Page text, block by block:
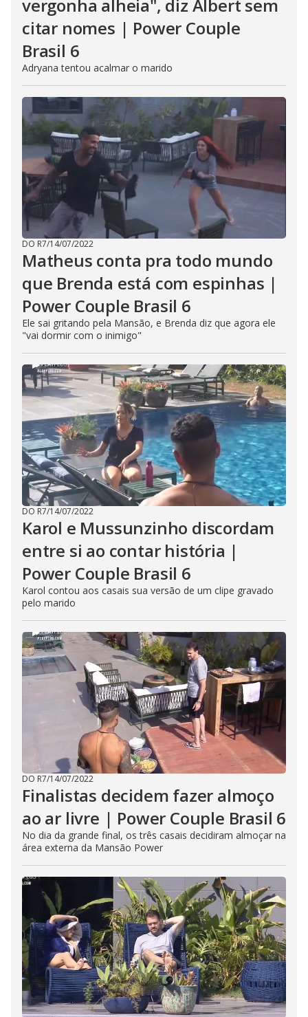
vergonha alheia", diz Albert sem
citar nomes | Power Couple
Brasil 6
Adryana tentou acalmar o marido
DO R7/14/07/2022
Matheus conta pra todo mundo
que Brenda está com espinhas |
Power Couple Brasil 6
Ele sai gritando pela Mansão, e Brenda diz que agora ele
"vai dormir com o inimigo"
DO R7/14/07/2022
Karol e Mussunzinho discordam
entre si ao contar história |
Power Couple Brasil 6
Karol contou aos casais sua versão de um clipe gravado
pelo marido
DO R7/14/07/2022
Finalistas decidem fazer almoço
ao ar livre | Power Couple Brasil 6
No dia da grande final, os três casais decidiram almoçar na
área externa da Mansão Power